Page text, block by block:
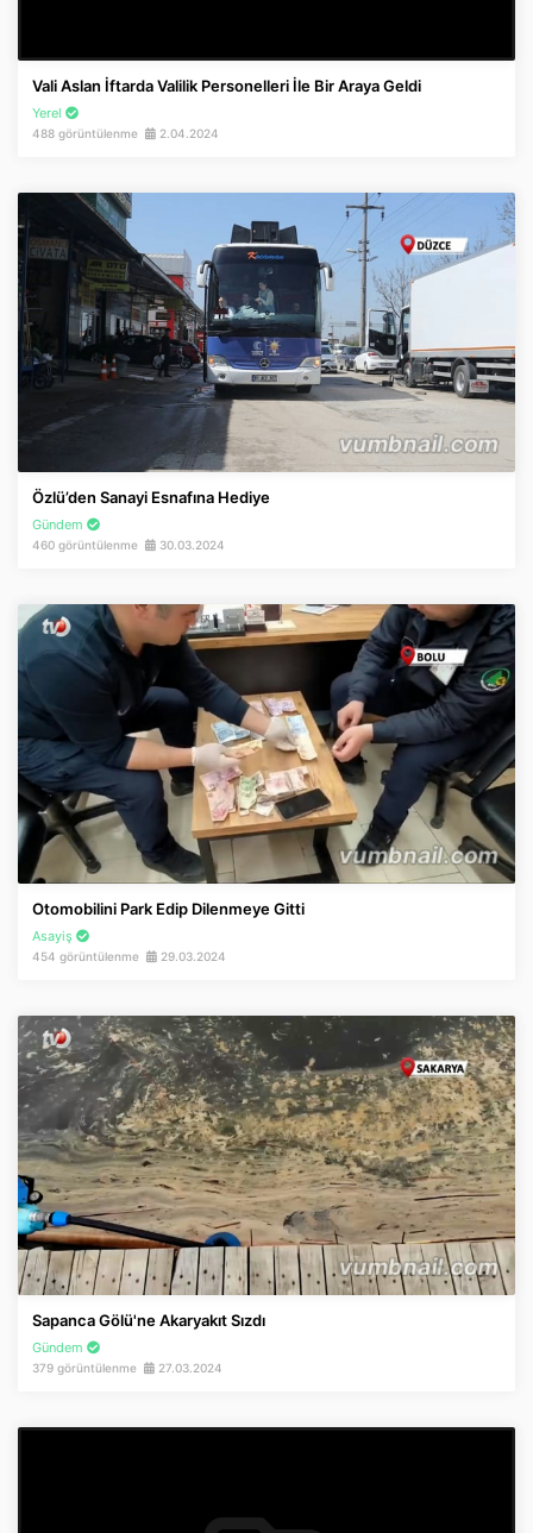
Vali Aslan İftarda Valilik Personelleri İle Bir Araya Geldi
Yerel
488 görüntülenme 2.04.2024
Özlü’den Sanayi Esnafına Hediye
Gündem
460 görüntülenme 30.03.2024
Otomobilini Park Edip Dilenmeye Gitti
Asayiş
454 görüntülenme 29.03.2024
Sapanca Gölü'ne Akaryakıt Sızdı
Gündem
379 görüntülenme 27.03.2024